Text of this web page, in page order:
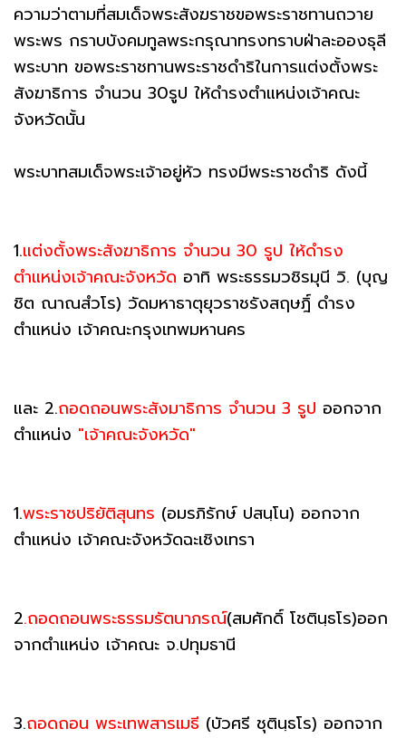
ความว่าตามที่สมเด็จพระสังฆราชขอพระราชทานถวาย
พระพร กราบบังคมทูลพระกรุณาทรงทราบฝ่าละอองธุลี
พระบาท ขอพระราชทานพระราชดำริในการแต่งตั้งพระ
สังฆาธิการ จำนวน 30รูป ให้ดำรงตำแหน่งเจ้าคณะ
จังหวัดนั้น
พระบาทสมเด็จพระเจ้าอยู่หัว ทรงมีพระราชดำริ ดังนี้
1.แต่งตั้งพระสังฆาธิการ จำนวน 30 รูป ให้ดำรง
ตำแหน่งเจ้าคณะจังหวัด อาทิ พระธรรมวชิรมุนี วิ. (บุญ
ชิต ณาณสํวโร) วัดมหาธาตุยุวราชรังสฤษฎิ์ ดำรง
ตำแหน่ง เจ้าคณะกรุงเทพมหานคร
และ 2.ถอดถอนพระสังมาธิการ จำนวน 3 รูป ออกจาก
ตำแหน่ง "เจ้าคณะจังหวัด"
1.พระราชปริยัติสุนทร (อมรภิรักษ์ ปสนฺโน) ออกจาก
ตำแหน่ง เจ้าคณะจังหวัดฉะเชิงเทรา
2.ถอดถอนพระธรรมรัตนาภรณ์(สมศักดิ์ โชตินฺธโร)ออก
จากตำแหน่ง เจ้าคณะ จ.ปทุมธานี
3.ถอดถอน พระเทพสารเมธี (บัวศรี ชุตินฺธโร) ออกจาก